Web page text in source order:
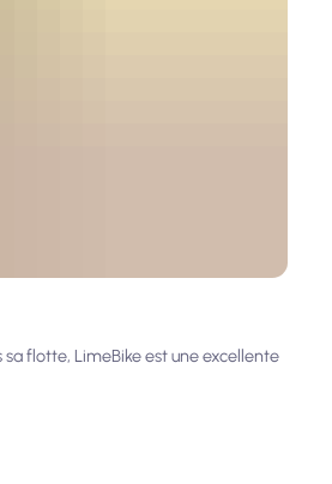
flotte, LimeBike est une excellente